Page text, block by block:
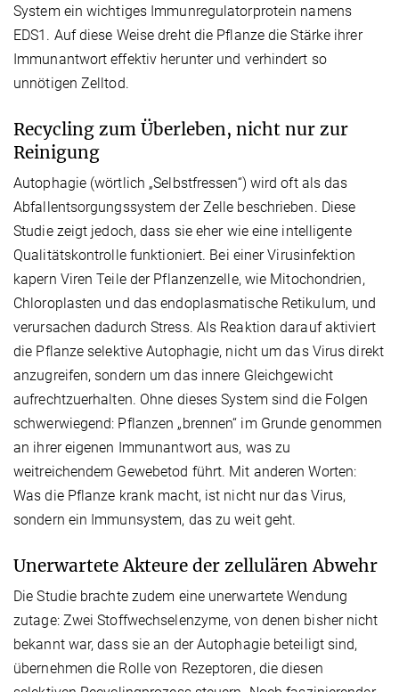
System ein wichtiges Immunregulatorprotein namens
EDS1. Auf diese Weise dreht die Pflanze die Stärke ihrer
Immunantwort effektiv herunter und verhindert so
unnötigen Zelltod.
Recycling zum Überleben, nicht nur zur
Reinigung
Autophagie (wörtlich „Selbstfressen“) wird oft als das
Abfallentsorgungssystem der Zelle beschrieben. Diese
Studie zeigt jedoch, dass sie eher wie eine intelligente
Qualitätskontrolle funktioniert. Bei einer Virusinfektion
kapern Viren Teile der Pflanzenzelle, wie Mitochondrien,
Chloroplasten und das endoplasmatische Retikulum, und
verursachen dadurch Stress. Als Reaktion darauf aktiviert
die Pflanze selektive Autophagie, nicht um das Virus direkt
anzugreifen, sondern um das innere Gleichgewicht
aufrechtzuerhalten. Ohne dieses System sind die Folgen
schwerwiegend: Pflanzen „brennen“ im Grunde genommen
an ihrer eigenen Immunantwort aus, was zu
weitreichendem Gewebetod führt. Mit anderen Worten:
Was die Pflanze krank macht, ist nicht nur das Virus,
sondern ein Immunsystem, das zu weit geht.
Unerwartete Akteure der zellulären Abwehr
Die Studie brachte zudem eine unerwartete Wendung
zutage: Zwei Stoffwechselenzyme, von denen bisher nicht
bekannt war, dass sie an der Autophagie beteiligt sind,
übernehmen die Rolle von Rezeptoren, die diesen